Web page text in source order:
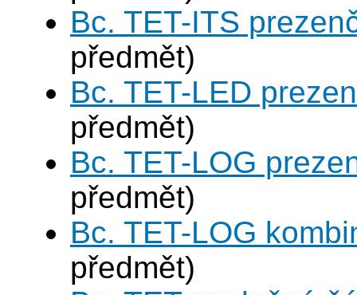
Bc. TET-ITS
předmět)
Bc. TET-LED
předmět)
Bc. TET-LOG
předmět)
Bc. TET-LOG
předmět)